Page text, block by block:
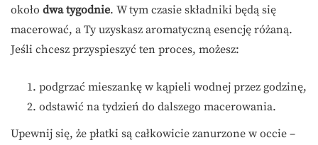
około dwa tygodnie. W tym czasie składniki będą się
macerować, a Ty uzyskasz aromatyczną esencję różaną.
Jeśli chcesz przyspieszyć ten proces, możesz:
podgrzać mieszankę w kąpieli wodnej przez godzinę,
odstawić na tydzień do dalszego macerowania.
Upewnij się, że płatki są całkowicie zanurzone w occie –